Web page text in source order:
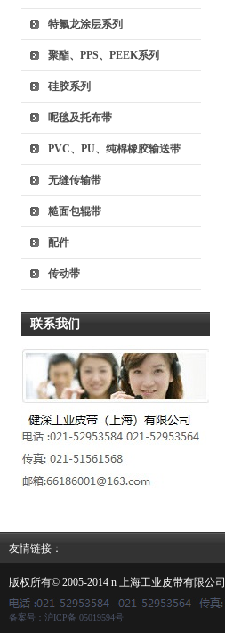
特氟龙涂层系列
聚酯、PPS、PEEK系列
硅胶系列
呢毯及托布带
PVC、PU、纯棉橡胶输送带
无缝传输带
糙面包辊带
配件
传动带
联系我们
友情链接：
版权所有© 2005-2014 n 上海工业皮带有限公司
备案号：沪ICP备 05019594号